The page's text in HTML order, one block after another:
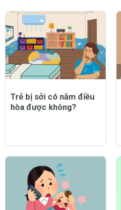
Trẻ bị sởi có nằm điều
hòa được không?